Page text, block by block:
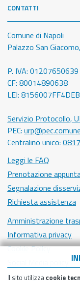
Il sito utilizza cookie
CONTATTI
Comune di Napoli
Palazzo San
P. IVA: 01207650639
CF: 80014890638
LEI:
Servizio Protocollo,
PEC:
Centralino unico:
Leggi le FAQ
Prenotazione
Segnalazione
Richiesta assistenza
Amministrazione
Informativa privacy
Cookie Policy
Note legali